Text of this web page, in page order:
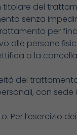
del
senza
per
alle persone
o la
del
con sede
l’esercizio